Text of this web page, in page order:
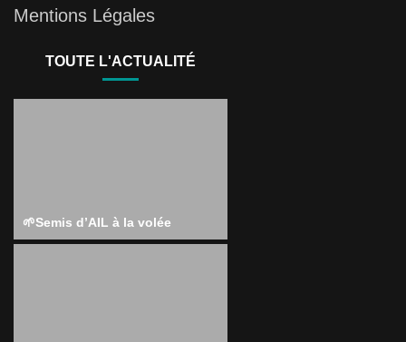
Mentions Légales
TOUTE L'ACTUALITÉ
🌱Semis d’AIL à la volée